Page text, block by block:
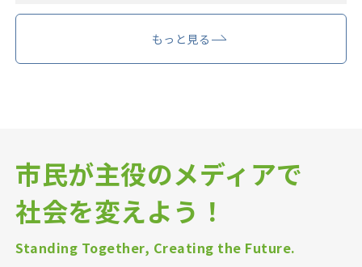
もっと見る
市民が主役のメディアで
社会を変えよう！
Standing Together, Creating the Future.